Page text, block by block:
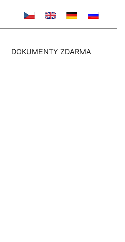
DOKUMENTY ZDARMA